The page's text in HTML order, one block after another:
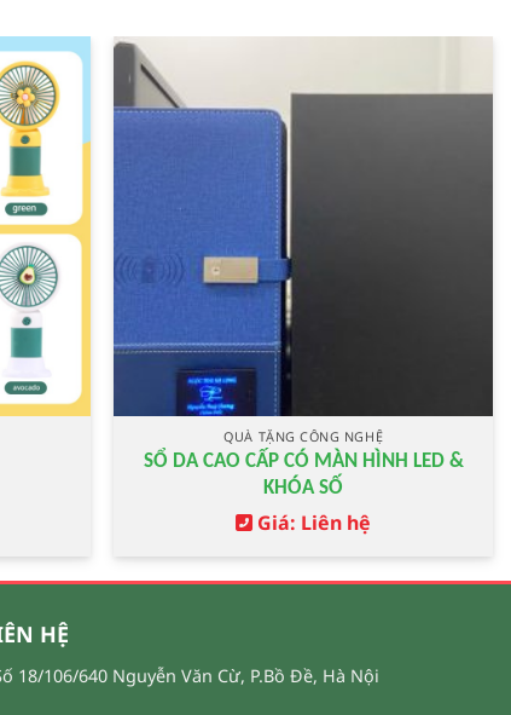
QUÀ TẶNG CÔNG NGHỆ
SỔ DA CAO CẤP CÓ MÀN HÌNH LED &
KHÓA SỐ
Giá: Liên hệ
HỆ
18/106/640 Nguyễn Văn Cừ, P.Bồ Đề, Hà Nội